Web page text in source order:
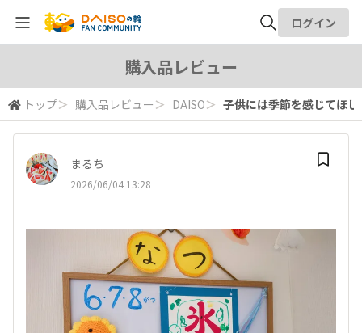
検索
ログイン
購入品レビュー
トップ＞ 購入品レビュー ＞ DAISO＞ 子供には季節を感じてほ
まるち
2026/06/04 13:28